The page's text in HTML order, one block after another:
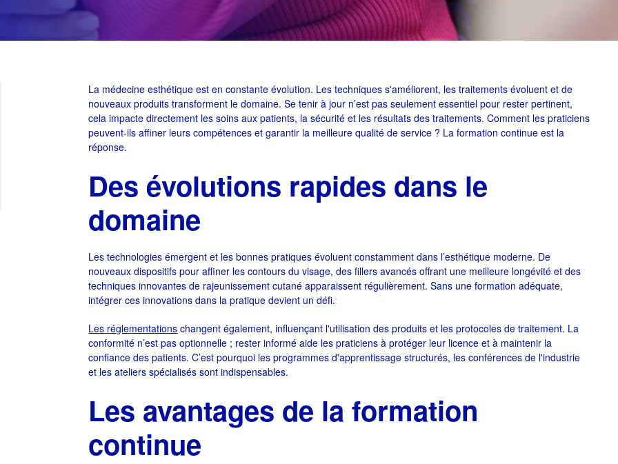
La médecine esthétique est en constante évolution. Les techniques s'améliorent, les traitements évoluent et de
nouveaux produits transforment le domaine. Se tenir à jour n’est pas seulement essentiel pour rester pertinent,
cela impacte directement les soins aux patients, la sécurité et les résultats des traitements. Comment les praticiens
peuvent-ils affiner leurs compétences et garantir la meilleure qualité de service ? La formation continue est la
réponse.
Des évolutions rapides dans le
domaine
Les technologies émergent et les bonnes pratiques évoluent constamment dans l’esthétique moderne. De
nouveaux dispositifs pour affiner les contours du visage, des fillers avancés offrant une meilleure longévité et des
techniques innovantes de rajeunissement cutané apparaissent régulièrement. Sans une formation adéquate,
intégrer ces innovations dans la pratique devient un défi.
Les réglementations changent également, influençant l'utilisation des produits et les protocoles de traitement. La
conformité n’est pas optionnelle ; rester informé aide les praticiens à protéger leur licence et à maintenir la
confiance des patients. C’est pourquoi les programmes d'apprentissage structurés, les conférences de l'industrie
et les ateliers spécialisés sont indispensables.
Les avantages de la formation
continue